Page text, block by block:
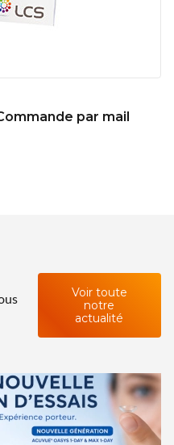
par mail
Voir toute
notre
actualité